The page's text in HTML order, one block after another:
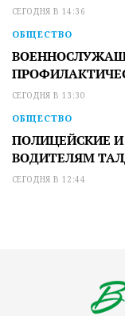
СЕГОДНЯ В 14:36
ОБЩЕСТВО
СЕГОДНЯ В 13:30
ОБЩЕСТВО
ПОЛИЦЕЙСКИЕ
ВОДИТЕЛЯМ
СЕГОДНЯ В 12:44